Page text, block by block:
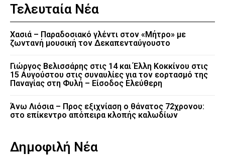
Τελευταία Νέα
Χασιά – Παραδοσιακό γλέντι στον «Μήτρο» με
ζωντανή μουσική τον Δεκαπενταύγουστο
Γιώργος Βελισσάρης στις 14 και Έλλη Κοκκίνου στις
15 Αυγούστου στις συναυλίες για τον εορτασμό της
Παναγίας στη Φυλή – Είσοδος Ελεύθερη
Άνω Λιόσια – Προς εξιχνίαση ο θάνατος 72χρονου:
στο επίκεντρο απόπειρα κλοπής καλωδίων
Δημοφιλή Νέα